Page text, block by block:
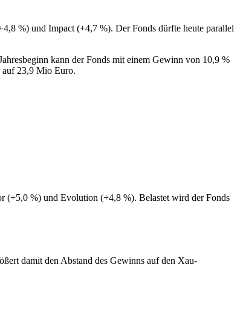
%) und Impact (+4,7 %). Der Fonds dürfte heute parallel
kann der Fonds mit einem Gewinn von 10,9 %
auf 23,9 Mio Euro.
(+5,0 %) und Evolution (+4,8 %). Belastet wird der Fonds
damit den Abstand des Gewinns auf den Xau-